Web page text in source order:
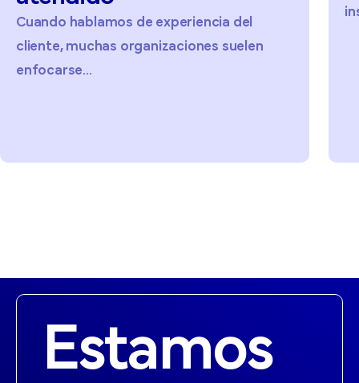
Cuando hablamos de experiencia del
cliente, muchas organizaciones suelen
enfocarse...
Estamos